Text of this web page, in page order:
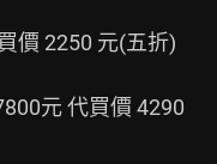
價 2250 元(五折)
元 代買價 4290